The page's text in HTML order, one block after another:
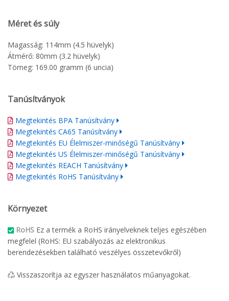
Méret és súly
Magasság: 114mm (4.5 hüvelyk)
Átmérő: 80mm (3.2 hüvelyk)
Tömeg: 169.00 gramm (6 uncia)
Tanúsítványok
Megtekintés BPA Tanúsítvány
Megtekintés CA65 Tanúsítvány
Megtekintés EU Élelmiszer-minőségű Tanúsítvány
Megtekintés US Élelmiszer-minőségű Tanúsítvány
Megtekintés REACH Tanúsítvány
Megtekintés RoHS Tanúsítvány
Környezet
RoHS Ez a termék a RoHS irányelveknek teljes egészében
megfelel (RoHS: EU szabályozás az elektronikus
berendezésekben található veszélyes összetevőkről)
Visszaszorítja az egyszer használatos műanyagokat.